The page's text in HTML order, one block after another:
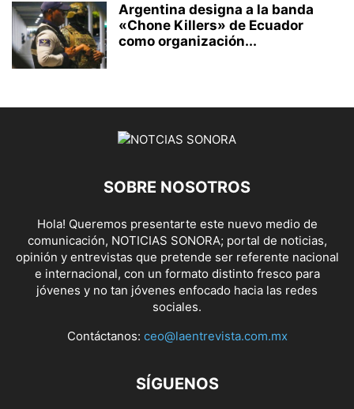
Argentina designa a la banda
«Chone Killers» de Ecuador
como organización...
SOBRE NOSOTROS
Hola! Queremos presentarte este nuevo medio de
comunicación, NOTICIAS SONORA; portal de noticias,
opinión y entrevistas que pretende ser referente nacional
e internacional, con un formato distinto fresco para
jóvenes y no tan jóvenes enfocado hacia las redes
sociales.
Contáctanos: ceo@laentrevista.com.mx
SÍGUENOS